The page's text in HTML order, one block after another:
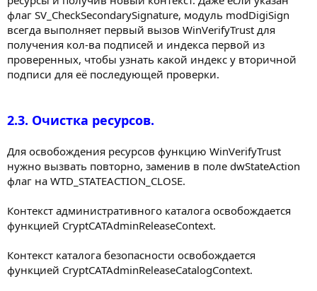
флаг SV_CheckSecondarySignature, модуль modDigiSign
всегда выполняет первый вызов WinVerifyTrust для
получения кол-ва подписей и индекса первой из
проверенных, чтобы узнать какой индекс у вторичной
подписи для её последующей проверки.
2.3. Очистка ресурсов.
Для освобождения ресурсов функцию WinVerifyTrust
нужно вызвать повторно, заменив в поле dwStateAction
флаг на WTD_STATEACTION_CLOSE.
Контекст административного каталога освобождается
функцией CryptCATAdminReleaseContext.
Контекст каталога безопасности освобождается
функцией CryptCATAdminReleaseCatalogContext.